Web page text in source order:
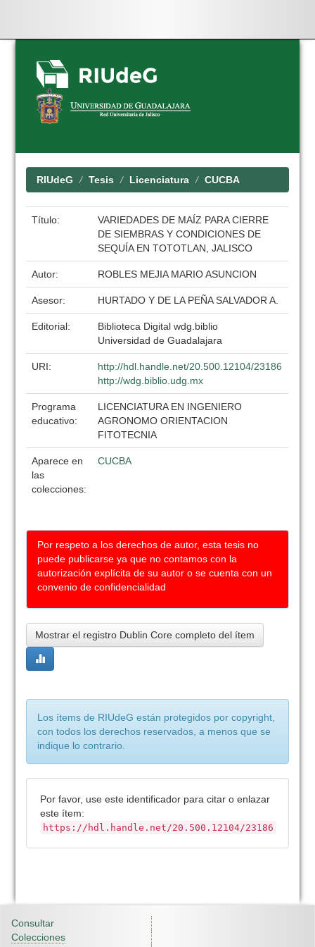
Skip
navigation
RIUdeG Tesis Licenciatura CUCBA
Título:
VARIEDADES DE MAÍZ PARA CIERRE
DE SIEMBRAS Y CONDICIONES DE
SEQUÍA EN TOTOTLAN, JALISCO
Autor: ROBLES MEJIA MARIO ASUNCION
Asesor: HURTADO Y DE LA PEÑA SALVADOR A.
Editorial:
Biblioteca Digital wdg.biblio
Universidad de Guadalajara
URI:
http://hdl.handle.net/20.500.12104/23186
http://wdg.biblio.udg.mx
Programa
educativo:
LICENCIATURA EN INGENIERO
AGRONOMO ORIENTACION
FITOTECNIA
Aparece en
las
colecciones:
CUCBA
Por respeto a los derechos de autor, esta tesis no
puede publicarse ya que no contamos con la
autorización explícita de su autor o se cuenta con un
convenio de confidencialidad
Mostrar el registro Dublin Core completo del ítem
Los ítems de RIUdeG están protegidos por copyright,
con todos los derechos reservados, a menos que se
indique lo contrario.
Por favor, use este identificador para citar o enlazar
este ítem:
https://hdl.handle.net/20.500.12104/23186
Consultar
Colecciones